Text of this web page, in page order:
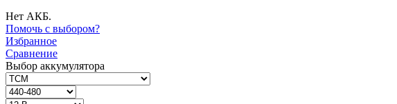
Нет АКБ.
Помочь с выбором?
Избранное
Сравнение
Выбор аккумулятора